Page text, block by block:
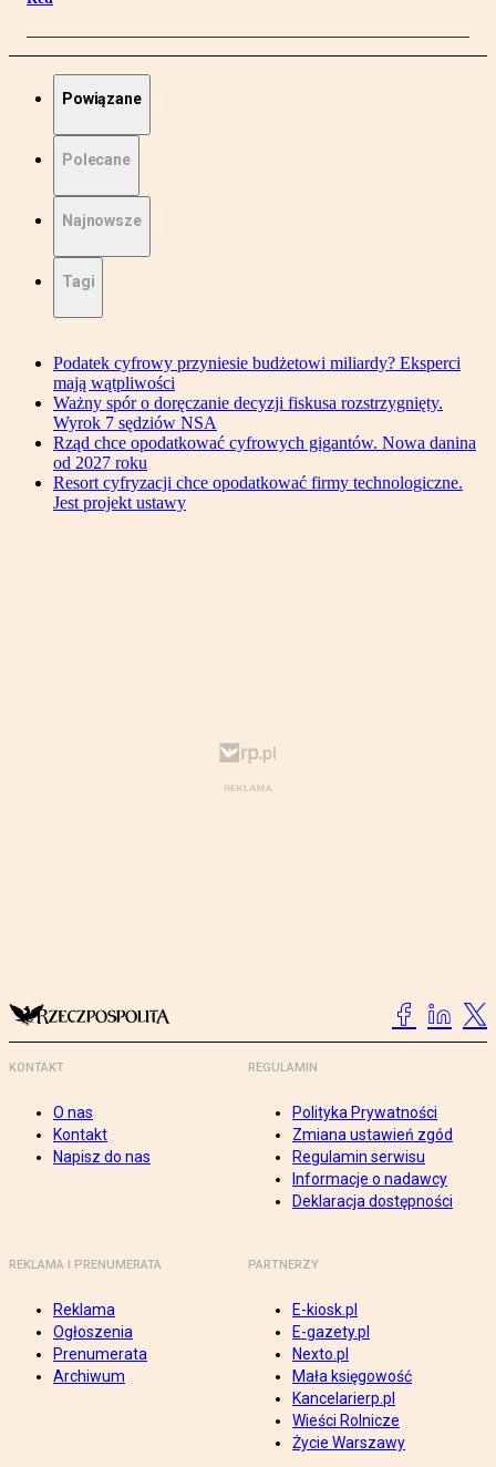
Powiązane
Polecane
Najnowsze
Tagi
Podatek cyfrowy przyniesie budżetowi miliardy? Eksperci
mają wątpliwości
Ważny spór o doręczanie decyzji fiskusa rozstrzygnięty.
Wyrok 7 sędziów NSA
Rząd chce opodatkować cyfrowych gigantów. Nowa danina
od 2027 roku
Resort cyfryzacji chce opodatkować firmy technologiczne.
Jest projekt ustawy
KONTAKT
O nas
Kontakt
Napisz do nas
REGULAMIN
Polityka Prywatności
Zmiana ustawień zgód
Regulamin serwisu
Informacje o nadawcy
Deklaracja dostępności
REKLAMA I PRENUMERATA
Reklama
Ogłoszenia
Prenumerata
Archiwum
PARTNERZY
E-kiosk.pl
E-gazety.pl
Nexto.pl
Mała księgowość
Kancelarierp.pl
Wieści Rolnicze
Życie Warszawy